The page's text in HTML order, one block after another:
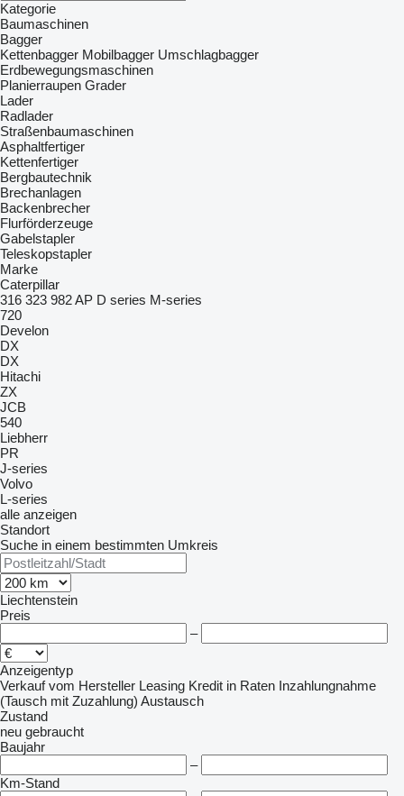
Kategorie
Baumaschinen
Bagger
Kettenbagger Mobilbagger Umschlagbagger
Erdbewegungsmaschinen
Planierraupen Grader
Lader
Radlader
Straßenbaumaschinen
Asphaltfertiger
Kettenfertiger
Bergbautechnik
Brechanlagen
Backenbrecher
Flurförderzeuge
Gabelstapler
Teleskopstapler
Marke
Caterpillar
316 323 982AP D series M-series
720
Develon
DX
DX
Hitachi
ZX
JCB
540
Liebherr
PR
J-series
Volvo
L-series
alle anzeigen
Standort
Suche in einem bestimmten Umkreis
Liechtenstein
Preis
–
Anzeigentyp
Verkauf vom Hersteller Leasing Kredit in Raten Inzahlungnahme
(Tausch mit Zuzahlung) Austausch
Zustand
neu gebraucht
Baujahr
–
Km-Stand